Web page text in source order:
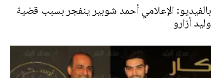
بالفيديو: الإعلامي أحمد شوبير ينفجر بسبب قضية
وليد أزارو